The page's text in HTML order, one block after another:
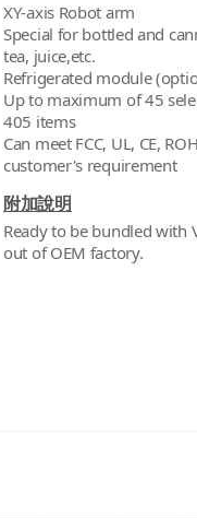
XY-axis Robot arm
Special for bottled and
tea, juice,etc.
Refrigerated module
Up to maximum of 45
405 items
Can meet FCC, UL, CE,
customer's requirement
附加說明
Ready to be bundled with
out of OEM factory.